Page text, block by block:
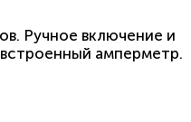
Ручное включение и
амперметр.